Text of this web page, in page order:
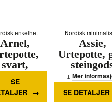
enkelhet
Arnel,
svart,
SE
Mer informasjon
Nordisk
Assie,
Urtepotte,
SE DETALJER
Mer